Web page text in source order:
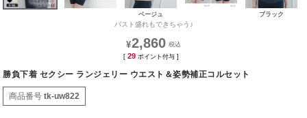
ベージュ ブラック
バスト盛れもできちゃう♪
¥2,860
[ 29 ポイント付与 ]
勝負下着 セクシー ランジェリー ウエスト＆姿勢補正コルセット
商品番号 tk-uw822